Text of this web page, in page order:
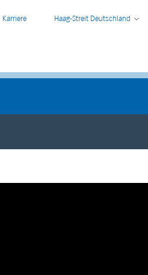
Karriere Haag-Streit Deutschland